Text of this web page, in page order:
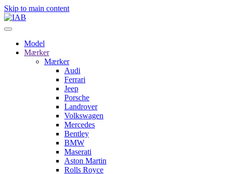
Skip to main content
Model
Mærker
Mærker
Audi
Ferrari
Jeep
Porsche
Landrover
Volkswagen
Mercedes
Bentley
BMW
Maserati
Aston Martin
Rolls Royce